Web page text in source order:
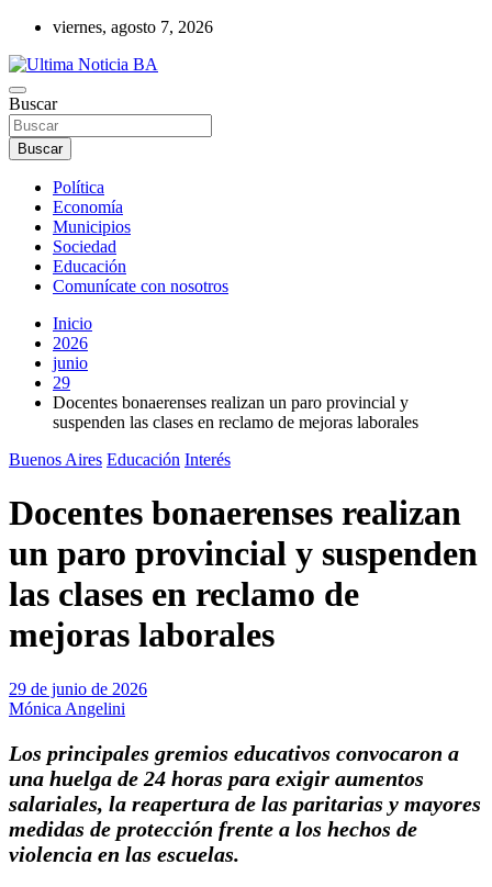
Saltar
contenido
viernes, agosto 7, 2026
Ultima Noticia BA
Últimas noticias de la provincia de Buenos Aires y del partido de La
Matanza en nuestro portal de noticias. Mantente informado sobre
política, economía, sociedad y mucho más.
Buscar
Buscar
Política
Economía
Municipios
Sociedad
Educación
Comunícate con nosotros
Inicio
2026
junio
29
Docentes bonaerenses realizan un paro provincial y
suspenden las clases en reclamo de mejoras laborales
Buenos Aires Educación Interés
Docentes bonaerenses realizan
un paro provincial y suspenden
las clases en reclamo de
mejoras laborales
29 de junio de 2026
Mónica Angelini
Los principales gremios educativos convocaron a
una huelga de 24 horas para exigir aumentos
salariales, la reapertura de las paritarias y mayores
medidas de protección frente a los hechos de
violencia en las escuelas.